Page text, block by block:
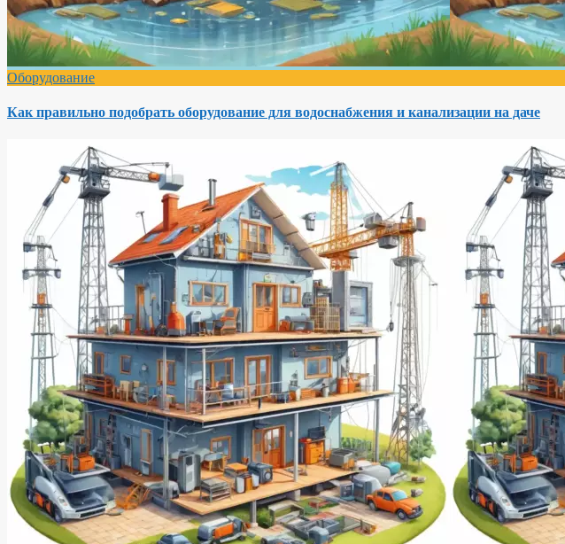
Оборудование
Как правильно подобрать оборудование для водоснабжения и канализации на даче